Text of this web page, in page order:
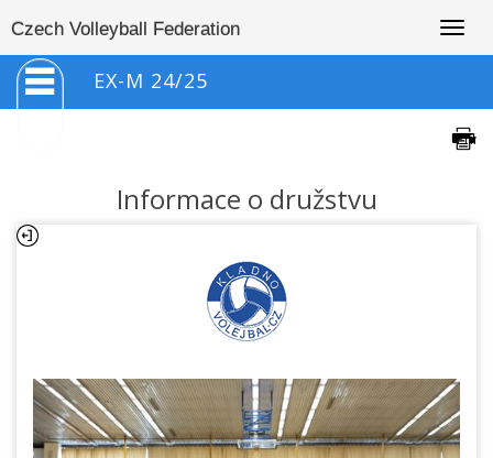
Czech Volleyball Federation
EX-M 24/25
Informace o družstvu